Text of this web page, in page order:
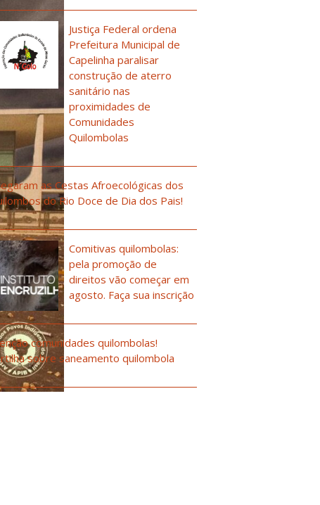
Justiça Federal ordena
Prefeitura Municipal de
Capelinha paralisar
construção de aterro
sanitário nas
proximidades de
Comunidades
Quilombolas
as Cestas Afroecológicas dos
do Rio Doce de Dia dos Pais!
Comitivas quilombolas:
pela promoção de
direitos vão começar em
agosto. Faça sua inscrição
comunidades quilombolas!
sobre saneamento quilombola